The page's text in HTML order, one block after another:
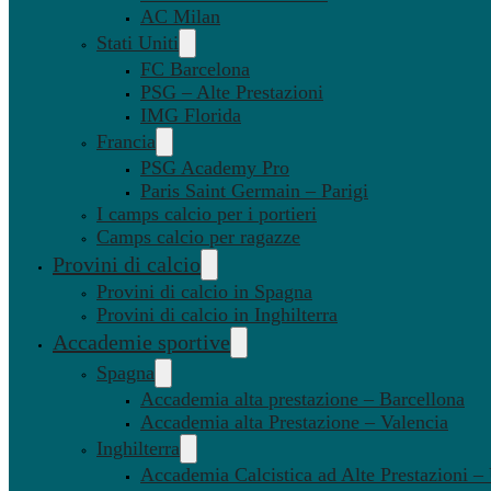
AC Milan
Stati Uniti
FC Barcelona
PSG – Alte Prestazioni
IMG Florida
Francia
PSG Academy Pro
Paris Saint Germain – Parigi
I camps calcio per i portieri
Camps calcio per ragazze
Provini di calcio
Provini di calcio in Spagna
Provini di calcio in Inghilterra
Accademie sportive
Spagna
Accademia alta prestazione – Barcellona
Accademia alta Prestazione – Valencia
Inghilterra
Accademia Calcistica ad Alte Prestazioni